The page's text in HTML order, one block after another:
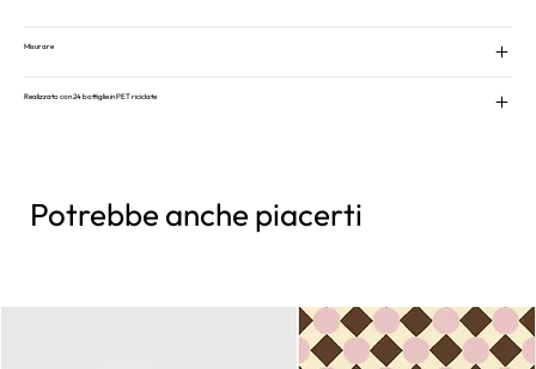
Misurare
Realizzato con 24 bottiglie in PET riciclate
Potrebbe anche piacerti